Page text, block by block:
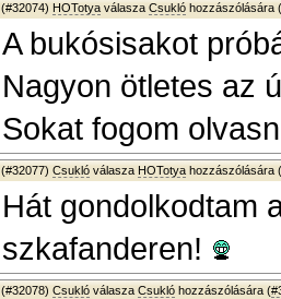
(#32074) HOTotya válasza Csukló hozzászólására (
A bukósisakot
Nagyon ötletes az
Sokat fogom
(#32077) Csukló válasza HOTotya hozzászólására (
Hát gondolkodtam
szkafanderen!
(#32078) Csukló válasza Csukló hozzászólására (